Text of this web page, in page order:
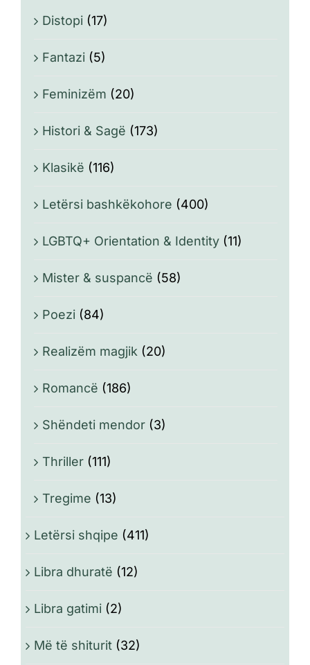
Distopi (17)
Fantazi (5)
Feminizëm (20)
Histori & Sagë (173)
Klasikë (116)
Letërsi bashkëkohore (400)
LGBTQ+ Orientation & Identity (11)
Mister & suspancë (58)
Poezi (84)
Realizëm magjik (20)
Romancë (186)
Shëndeti mendor (3)
Thriller (111)
Tregime (13)
Letërsi shqipe (411)
Libra dhuratë (12)
Libra gatimi (2)
Më të shiturit (32)